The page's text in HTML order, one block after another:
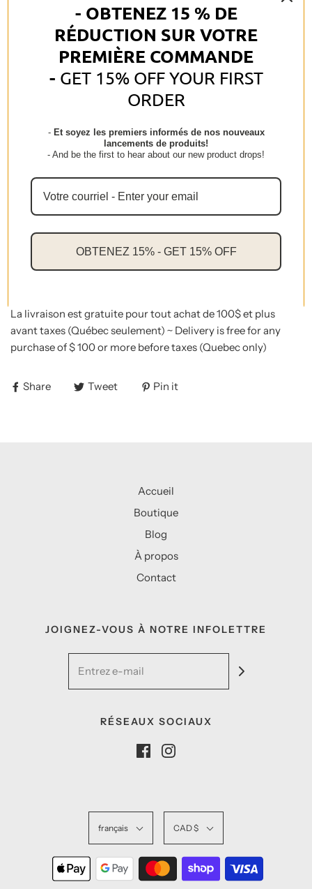
Ajouter au panier
Cet ouvrage compile notre savoir-faire des 9 dernières
années à pratiquer la floriculture écologique à échelle
humaine sur petite surface, à Frelighsburg au Québec.
le jardin de fleurs de vos rêves ou simplement pour vous
laisser porter par les magnifiques photos, d'un chapitre à
l'autre, ce livre regorge de connaissances et de beauté.
La livraison est gratuite pour tout achat de 100$ et plus
avant taxes (Québec seulement) ~ Delivery is free for any
purchase of $ 100 or more before taxes (Quebec only)
Share Tweet Pin it
Accueil
Boutique
Blog
À propos
Contact
JOIGNEZ-VOUS À NOTRE INFOLETTRE
RÉSEAUX SOCIAUX
français CAD $
- OBTENEZ 15 % DE
RÉDUCTION SUR VOTRE
PREMIÈRE COMMANDE
- GET 15% OFF YOUR FIRST
ORDER
- Et soyez les premiers informés de nos nouveaux
lancements de produits!
- And be the first to hear about our new product drops!
OBTENEZ 15% - GET 15% OFF